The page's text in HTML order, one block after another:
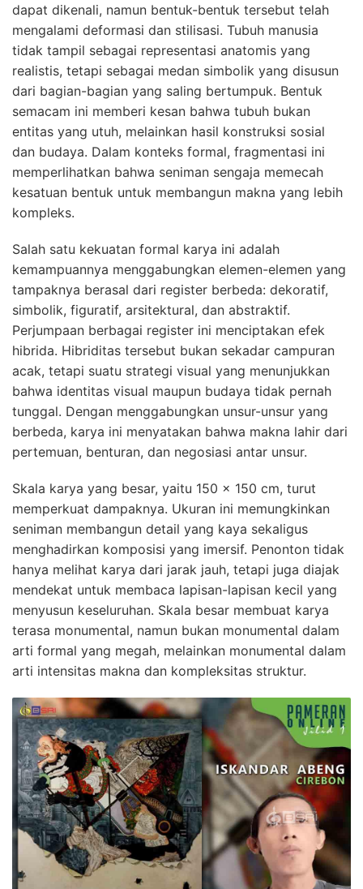
dapat dikenali, namun bentuk-bentuk tersebut telah
mengalami deformasi dan stilisasi. Tubuh manusia
tidak tampil sebagai representasi anatomis yang
realistis, tetapi sebagai medan simbolik yang disusun
dari bagian-bagian yang saling bertumpuk. Bentuk
semacam ini memberi kesan bahwa tubuh bukan
entitas yang utuh, melainkan hasil konstruksi sosial
dan budaya. Dalam konteks formal, fragmentasi ini
memperlihatkan bahwa seniman sengaja memecah
kesatuan bentuk untuk membangun makna yang lebih
kompleks.
Salah satu kekuatan formal karya ini adalah
kemampuannya menggabungkan elemen-elemen yang
tampaknya berasal dari register berbeda: dekoratif,
simbolik, figuratif, arsitektural, dan abstraktif.
Perjumpaan berbagai register ini menciptakan efek
hibrida. Hibriditas tersebut bukan sekadar campuran
acak, tetapi suatu strategi visual yang menunjukkan
bahwa identitas visual maupun budaya tidak pernah
tunggal. Dengan menggabungkan unsur-unsur yang
berbeda, karya ini menyatakan bahwa makna lahir dari
pertemuan, benturan, dan negosiasi antar unsur.
Skala karya yang besar, yaitu 150 x 150 cm, turut
memperkuat dampaknya. Ukuran ini memungkinkan
seniman membangun detail yang kaya sekaligus
menghadirkan komposisi yang imersif. Penonton tidak
hanya melihat karya dari jarak jauh, tetapi juga diajak
mendekat untuk membaca lapisan-lapisan kecil yang
menyusun keseluruhan. Skala besar membuat karya
terasa monumental, namun bukan monumental dalam
arti formal yang megah, melainkan monumental dalam
arti intensitas makna dan kompleksitas struktur.